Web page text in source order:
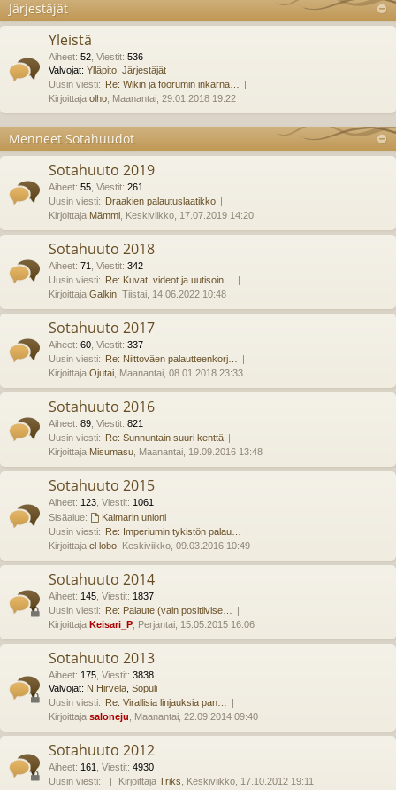
Järjestäjät
Yleistä
Aiheet: 52 Viestit: 536
Valvojat: Ylläpito Järjestäjät
Uusin viesti: Re: Wikin ja foorumin inkarna…
Kirjoittaja olho , Maanantai, 29.01.2018 19:22
Menneet Sotahuudot
Sotahuuto 2019
Aiheet: 55 Viestit: 261
Uusin viesti: Draakien palautuslaatikko
Kirjoittaja Mämmi , Keskiviikko, 17.07.2019 14:20
Sotahuuto 2018
Aiheet: 71 Viestit: 342
Uusin viesti: Re: Kuvat, videot ja uutisoin…
Kirjoittaja Galkin , Tiistai, 14.06.2022 10:48
Sotahuuto 2017
Aiheet: 60 Viestit: 337
Uusin viesti: Re: Niittoväen palautteenkorj…
Kirjoittaja Ojutai , Maanantai, 08.01.2018 23:33
Sotahuuto 2016
Aiheet: 89 Viestit: 821
Uusin viesti: Re: Sunnuntain suuri kenttä
Kirjoittaja Misumasu , Maanantai, 19.09.2016 13:48
Sotahuuto 2015
Aiheet: 123 Viestit: 1061
Sisäalue:
Kalmarin unioni
Uusin viesti: Re: Imperiumin tykistön palau…
Kirjoittaja el lobo , Keskiviikko, 09.03.2016 10:49
Sotahuuto 2014
Aiheet: 145 Viestit: 1837
Uusin viesti: Re: Palaute (vain positiivise…
Kirjoittaja Keisari_P , Perjantai, 15.05.2015 16:06
Sotahuuto 2013
Aiheet: 175 Viestit: 3838
Valvojat: N.Hirvelä Sopuli
Uusin viesti: Re: Virallisia linjauksia pan…
Kirjoittaja saloneju , Maanantai, 22.09.2014 09:40
Sotahuuto 2012
Aiheet: 161 Viestit: 4930
Uusin viesti:
Kirjoittaja Triks , Keskiviikko, 17.10.2012 19:11